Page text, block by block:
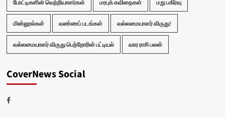
போட்டிகளின் வெற்றியாளர்கள் மரபுக் கவிதைகள் மறு பகிர்வு
மின்னூல்கள் வண்ணப் படங்கள் வல்லமையாளர் விருது!
வல்லமையாளர் விருது பெற்றோரின் பட்டியல் வார ராசி பலன்
CoverNews Social
Facebook